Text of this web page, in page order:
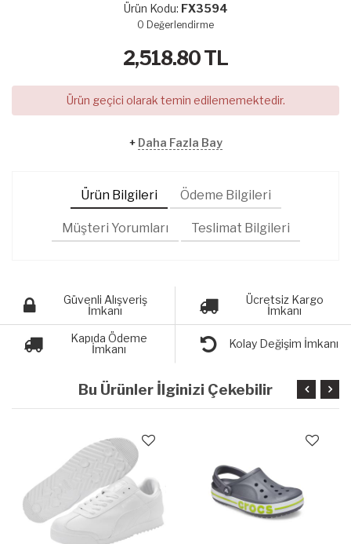
Ürün Kodu: FX3594
0 Değerlendirme
2,518.80TL
Ürün geçici olarak temin edilememektedir.
+ Daha Fazla Bay
Ürün Bilgileri Ödeme Bilgileri
Müşteri Yorumları Teslimat Bilgileri
Güvenli Alışveriş
İmkanı
Ücretsiz Kargo
İmkanı
Kapıda Ödeme
İmkanı
Kolay Değişim İmkanı
Bu Ürünler İlginizi Çekebilir